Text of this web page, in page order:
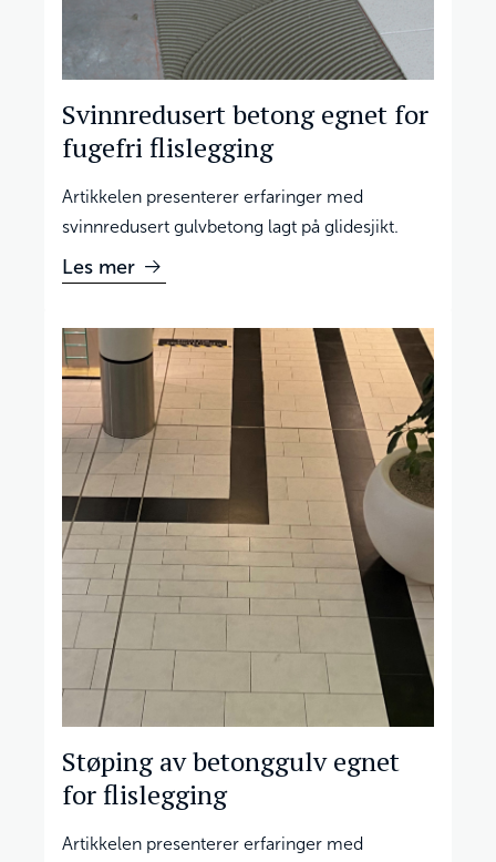
Svinnredusert betong egnet for
fugefri flislegging
Artikkelen presenterer erfaringer med
svinnredusert gulvbetong lagt på glidesjikt.
Les mer
Støping av betonggulv egnet
for flislegging
Artikkelen presenterer erfaringer med